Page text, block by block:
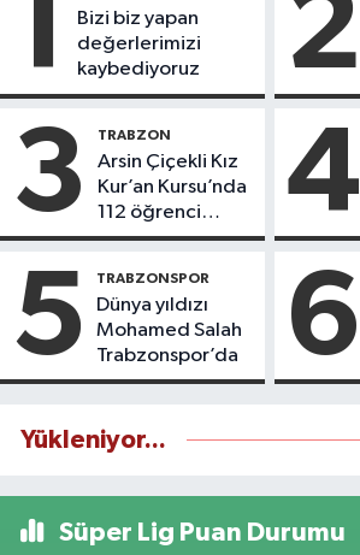
1
Bizi biz yapan
değerlerimizi
kaybediyoruz
2
3 TRABZON
Arsin Çiçekli Kız
Kur’an Kursu’nda
112 öğrenci
icazet aldı
4
5 TRABZONSPOR
Dünya yıldızı
Mohamed Salah
Trabzonspor’da
6
Yükleniyor...
Süper Lig Puan Durumu